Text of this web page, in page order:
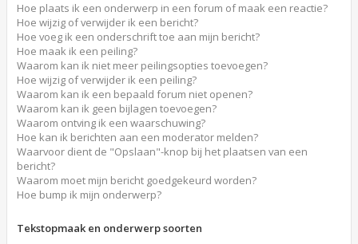
Hoe plaats ik een onderwerp in een forum of maak een reactie?
Hoe wijzig of verwijder ik een bericht?
Hoe voeg ik een onderschrift toe aan mijn bericht?
Hoe maak ik een peiling?
Waarom kan ik niet meer peilingsopties toevoegen?
Hoe wijzig of verwijder ik een peiling?
Waarom kan ik een bepaald forum niet openen?
Waarom kan ik geen bijlagen toevoegen?
Waarom ontving ik een waarschuwing?
Hoe kan ik berichten aan een moderator melden?
Waarvoor dient de "Opslaan"-knop bij het plaatsen van een
bericht?
Waarom moet mijn bericht goedgekeurd worden?
Hoe bump ik mijn onderwerp?
Tekstopmaak en onderwerp soorten